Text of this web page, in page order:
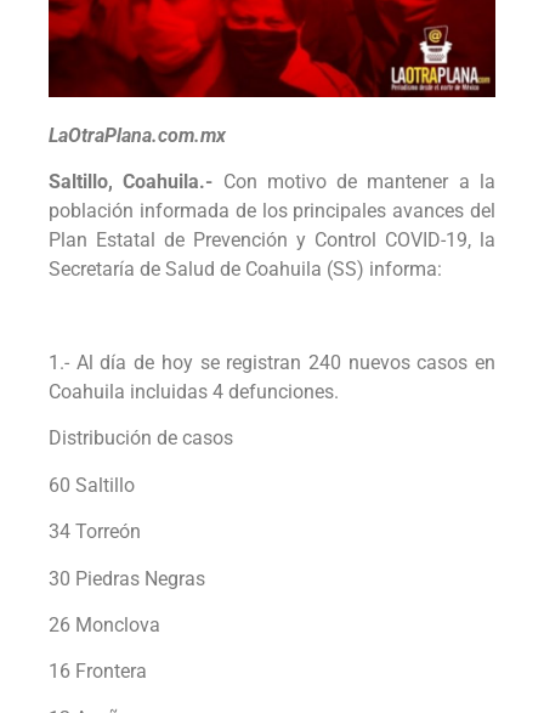
LaOtraPlana.com.mx
Saltillo, Coahuila.- Con motivo de mantener a la
población informada de los principales avances del
Plan Estatal de Prevención y Control COVID-19, la
Secretaría de Salud de Coahuila (SS) informa:
1.- Al día de hoy se registran 240 nuevos casos en
Coahuila incluidas 4 defunciones.
Distribución de casos
60 Saltillo
34 Torreón
30 Piedras Negras
26 Monclova
16 Frontera